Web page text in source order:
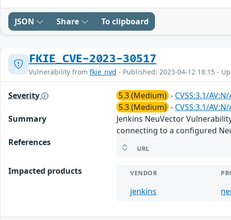
JSON Share To clipboard
FKIE_CVE-2023-30517
Vulnerability from fkie_nvd - Published: 2023-04-12 18:15 -
Severity 5.3 (Medium) - CVSS:3.1/
5.3 (Medium) - CVSS:3.1/
Summary
Jenkins NeuVector
connecting to a configured
References
URL
Impacted products VENDOR
jenkins